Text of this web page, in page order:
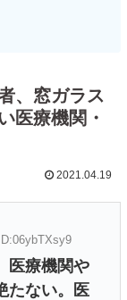
、窓ガラス
医療機関・
2021.04.19
医療機関や
たない。医